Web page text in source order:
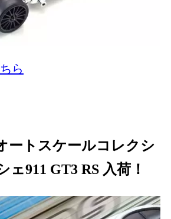
ら
ートスケールコレクシ
ェ911 GT3 RS 入荷！